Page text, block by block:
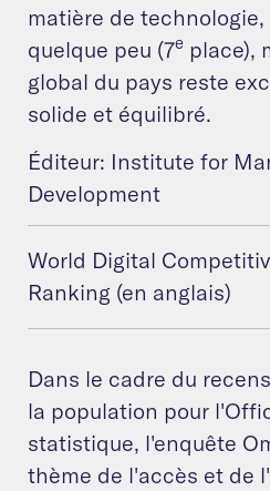
matière de
quelque peu (7e place),
global du pays reste
solide et équilibré.
Éditeur: Institute for
Development
World Digital
Ranking (en anglais)
Dans le cadre du
la population pour
statistique, l'enquête
thème de l'accès et de